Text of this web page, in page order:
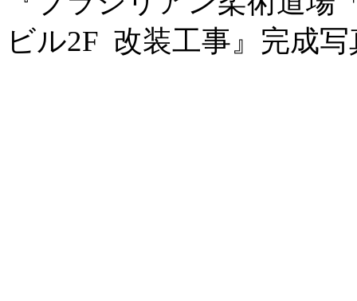
ビル2F 改装工事』完成